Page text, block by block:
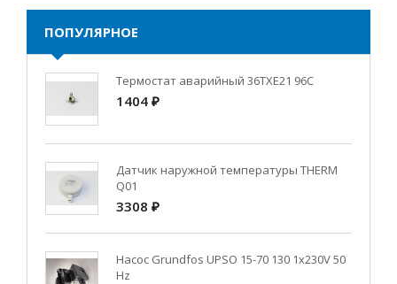
ПОПУЛЯРНОЕ
Термостат аварийный 36TXE21 96C
1404 ₽
Датчик наружной температуры THERM
Q01
3308 ₽
Насос Grundfos UPSO 15-70 130 1x230V 50
Hz